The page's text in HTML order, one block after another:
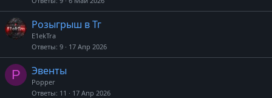
р
Розыгрыш в Тг
E1ekTra
Ответы 9 17 Апр 2026
P Эвенты
Popper
Ответы 11 17 Апр 2026